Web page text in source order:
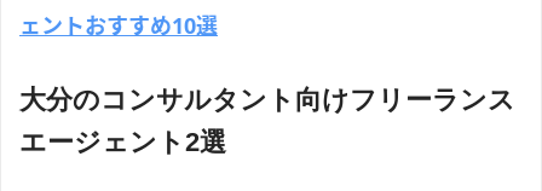
ェントおすすめ10選
大分のコンサルタント向けフリーランス
エージェント2選